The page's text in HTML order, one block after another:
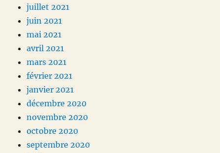
juillet 2021
juin 2021
mai 2021
avril 2021
mars 2021
février 2021
janvier 2021
décembre 2020
novembre 2020
octobre 2020
septembre 2020